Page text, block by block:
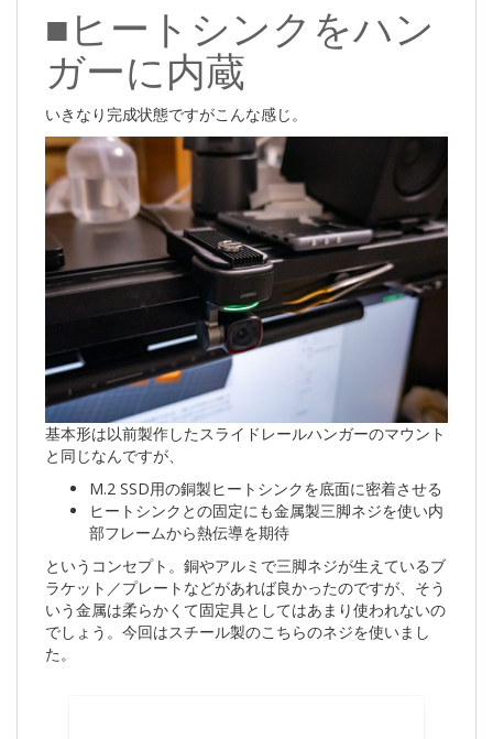
■ヒートシンクをハン
ガーに内蔵
いきなり完成状態ですがこんな感じ。
基本形は以前製作したスライドレールハンガーのマウント
と同じなんですが、
M.2 SSD用の銅製ヒートシンクを底面に密着させる
ヒートシンクとの固定にも金属製三脚ネジを使い内
部フレームから熱伝導を期待
というコンセプト。銅やアルミで三脚ネジが生えているブ
ラケット／プレートなどがあれば良かったのですが、そう
いう金属は柔らかくて固定具としてはあまり使われないの
でしょう。今回はスチール製のこちらのネジを使いまし
た。